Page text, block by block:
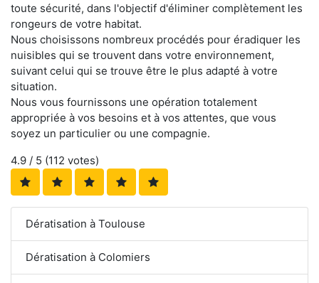
toute sécurité, dans l'objectif d'éliminer complètement les
rongeurs de votre habitat.
Nous choisissons nombreux procédés pour éradiquer les
nuisibles qui se trouvent dans votre environnement,
suivant celui qui se trouve être le plus adapté à votre
situation.
Nous vous fournissons une opération totalement
appropriée à vos besoins et à vos attentes, que vous
soyez un particulier ou une compagnie.
4.9 / 5 (112 votes)
Dératisation à Toulouse
Dératisation à Colomiers